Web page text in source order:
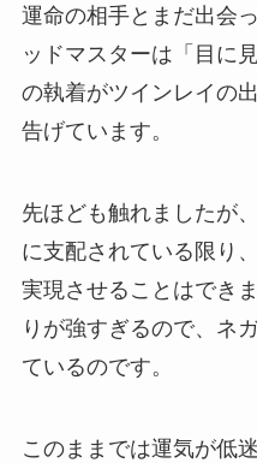
運命の相手とまだ出会
ッドマスターは「目に
の執着がツインレイの
告げています。
先ほども触れましたが
に支配されている限り
実現させることはでき
りが強すぎるので、ネ
ているのです。
このままでは運気が低